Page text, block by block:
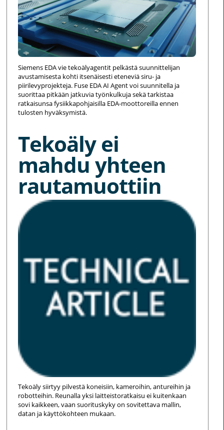
Siemens EDA vie tekoälyagentit pelkästä suunnittelijan
avustamisesta kohti itsenäisesti eteneviä siru- ja
piirilevyprojekteja. Fuse EDA AI Agent voi suunnitella ja
suorittaa pitkään jatkuvia työnkulkuja sekä tarkistaa
ratkaisunsa fysiikkapohjaisilla EDA-moottoreilla ennen
tulosten hyväksymistä.
Tekoäly ei
mahdu yhteen
rautamuottiin
Tekoäly siirtyy pilvestä koneisiin, kameroihin, antureihin ja
robotteihin. Reunalla yksi laitteistoratkaisu ei kuitenkaan
sovi kaikkeen, vaan suorituskyky on sovitettava mallin,
datan ja käyttökohteen mukaan.